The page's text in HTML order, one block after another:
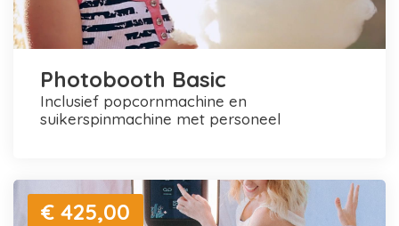
Photobooth Basic
inclusief popcornmachine en
suikerspinmachine met personeel
€ 425,00